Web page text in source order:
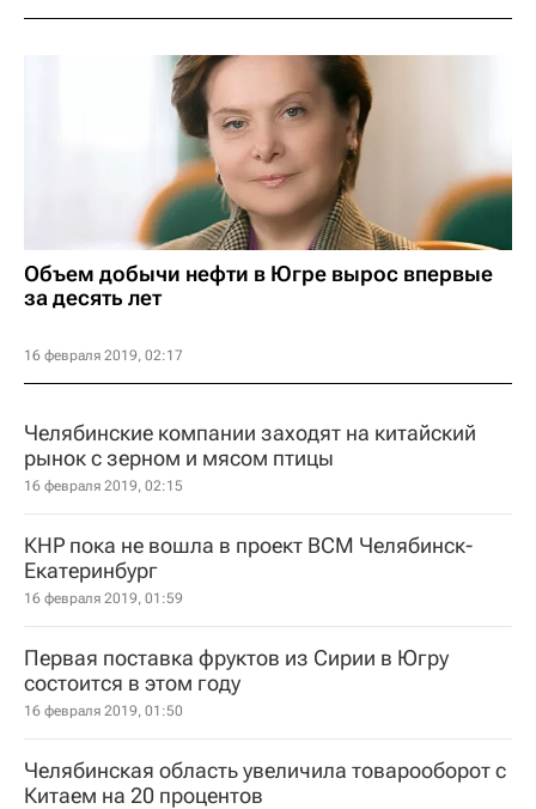
Объем добычи нефти в Югре вырос впервые
за десять лет
16 февраля 2019, 02:17
Челябинские компании заходят на китайский
рынок с зерном и мясом птицы
16 февраля 2019, 02:15
КНР пока не вошла в проект ВСМ Челябинск-
Екатеринбург
16 февраля 2019, 01:59
Первая поставка фруктов из Сирии в Югру
состоится в этом году
16 февраля 2019, 01:50
Челябинская область увеличила товарооборот с
Китаем на 20 процентов